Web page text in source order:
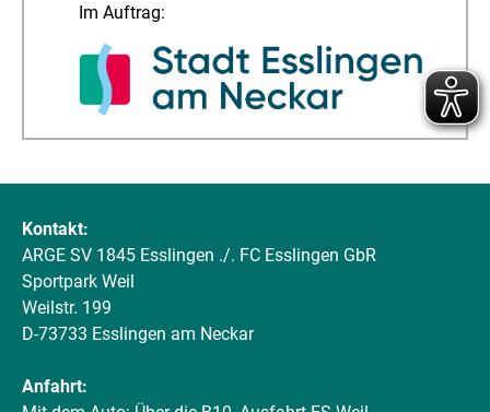
Im Auftrag:
Kontakt:
ARGE SV 1845 Esslingen ./. FC Esslingen GbR
Sportpark Weil
Weilstr. 199
D-73733 Esslingen am Neckar
Anfahrt: